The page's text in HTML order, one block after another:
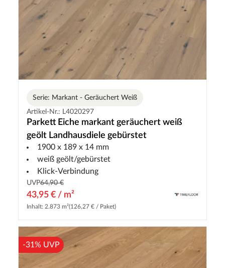
Serie: Markant - Geräuchert Weiß
Artikel-Nr.: L4020297
Parkett Eiche markant geräuchert weiß
geölt Landhausdiele gebürstet
1900 x 189 x 14 mm
weiß geölt/gebürstet
Klick-Verbindung
UVP64,90 €
43,95 € / m²
Inhalt: 2.873 m²(126,27 € / Paket)
-31% UVP